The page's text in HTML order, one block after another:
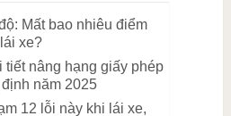
Mất bao nhiêu điểm
xe?
tiết nâng hạng giấy phép
năm 2025
12 lỗi này khi lái xe,